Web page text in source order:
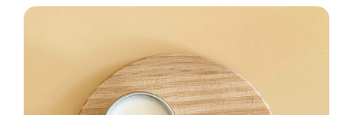
Nos bougies
Professionnel